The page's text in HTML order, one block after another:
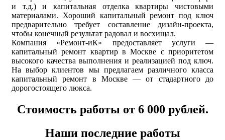
и т.д.) и капитальная отделка квартиры чистовыми
материалами. Хороший капитальный ремонт под ключ
предварительно требует составление дизайн-проекта,
чтобы конечный результат радовал и восхищал.
Компания «Ремонт-иК» предоставляет услуги —
капитальный ремонт квартир в Москве с приоритетом
высокого качества выполнения и реализацией под ключ.
На выбор клиентов мы предлагаем различного класса
капитальный ремонт в Москве — от стадартного до
дорогостоящего люкса.
Стоимость работы от 6 000 рублей.
Наши последние работы